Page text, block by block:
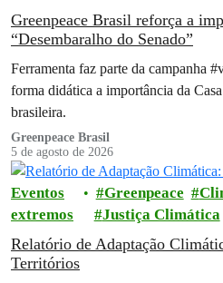
Greenpeace Brasil reforça a
“Desembaralho do Senado”
Ferramenta faz parte da campanha
forma didática a importância da
brasileira.
Greenpeace Brasil
5 de agosto de 2026
Eventos
extremos
Greenpeace
Justiça Climática
Relatório de Adaptação
Territórios